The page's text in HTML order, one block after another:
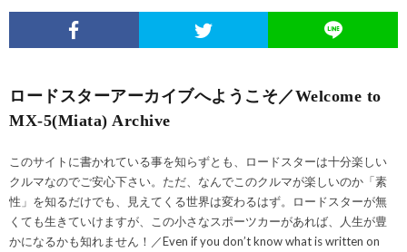
ロードスターアーカイブへようこそ／Welcome to
MX-5(Miata) Archive
このサイトに書かれている事を知らずとも、ロードスターは十分楽しい
クルマなのでご安心下さい。ただ、なんでこのクルマが楽しいのか「素
性」を知るだけでも、見えてくる世界は変わるはず。ロードスターが無
くても生きていけますが、この小さなスポーツカーがあれば、人生が豊
かになるかも知れません！／Even if you don’t know what is written on